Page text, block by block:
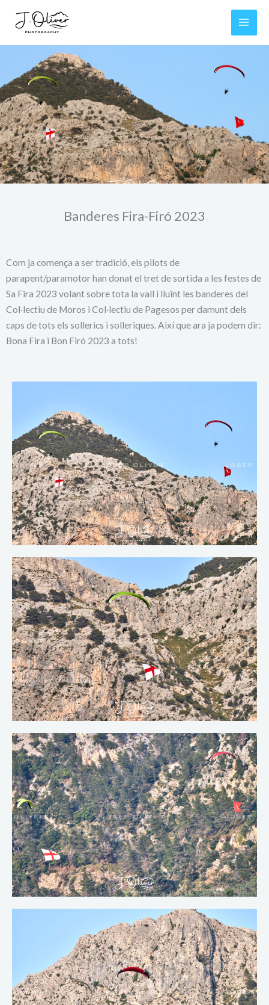
Banderes Fira-Firó 2023
Com ja comença a ser tradició, els pilots de
parapent/paramotor han donat el tret de sortida a les festes de
Sa Fira 2023 volant sobre tota la vall i lluïnt les banderes del
Col·lectiu de Moros i Col·lectiu de Pagesos per damunt dels
caps de tots els sollerics i solleriques. Així que ara ja podem dir:
Bona Fira i Bon Firó 2023 a tots!